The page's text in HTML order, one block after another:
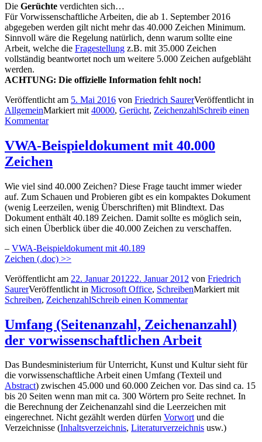
Die Gerüchte verdichten sich…
Für Vorwissenschaftliche Arbeiten, die ab 1. September 2016
abgegeben werden gilt nicht mehr das 40.000 Zeichen Minimum.
Sinnvoll wäre die Regelung natürlich, denn warum sollte eine
Arbeit, welche die Fragestellung z.B. mit 35.000 Zeichen
vollständig beantwortet noch um weitere 5.000 Zeichen aufgebläht
werden.
ACHTUNG: Die offizielle Information fehlt noch!
Veröffentlicht am 5. Mai 2016 von Friedrich SaurerVeröffentlicht in
AllgemeinMarkiert mit 40000, Gerücht, ZeichenzahlSchreib einen
Kommentar
VWA-Beispieldokument mit 40.000
Zeichen
Wie viel sind 40.000 Zeichen? Diese Frage taucht immer wieder
auf. Zum Schauen und Probieren gibt es ein kompaktes Dokument
(wenig Leerzeilen, wenig Überschriften) mit Blindtext. Das
Dokument enthält 40.189 Zeichen. Damit sollte es möglich sein,
sich einen Überblick über die 40.000 Zeichen zu verschaffen.
– VWA-Beispieldokument mit 40.189
Zeichen (.doc) >>
Veröffentlicht am 22. Januar 201222. Januar 2012 von Friedrich
SaurerVeröffentlicht in Microsoft Office, SchreibenMarkiert mit
Schreiben, ZeichenzahlSchreib einen Kommentar
Umfang (Seitenanzahl, Zeichenanzahl)
der vorwissenschaftlichen Arbeit
Das Bundesministerium für Unterricht, Kunst und Kultur sieht für
die vorwissenschaftliche Arbeit einen Umfang (Texteil und
Abstract) zwischen 45.000 und 60.000 Zeichen vor. Das sind ca. 15
bis 20 Seiten wenn man mit ca. 300 Wörtern pro Seite rechnet. In
die Berechnung der Zeichenanzahl sind die Leerzeichen mit
eingerechnet. Nicht gezählt werden dürfen Vorwortund die
Verzeichnisse (Inhaltsverzeichnis, Literaturverzeichnis usw.)